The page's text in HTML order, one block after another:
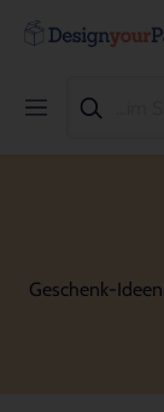
Geschenk-